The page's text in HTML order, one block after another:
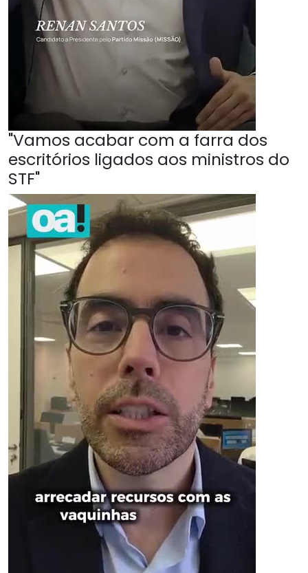
"Vamos acabar com a farra dos
escritórios ligados aos ministros do
STF"